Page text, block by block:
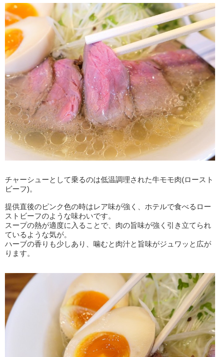
チャーシューとして乗るのは低温調理された牛モモ肉(ロースト
ビーフ)。
提供直後のピンク色の時はレア味が強く、ホテルで食べるロー
ストビーフのような味わいです。
スープの熱が適度に入ることで、肉の旨味が強く引き立てられ
ているような気が。
ハーブの香りも少しあり、噛むと肉汁と旨味がジュワッと広が
ります。